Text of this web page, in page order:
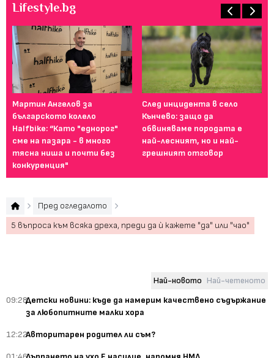
Lifestyle.bg
Мартин Ангелов за
българското колело
Halfbike: “Като "еднорог"
сме на пазара - в много
тясна ниша и почти без
конкуренция"
След инцидента в село
Кънчево: защо да
обвиняваме породата е
най-лесният, но и най-
грешният отговор
Пред огледалото
5 въпроса към всяка дреха, преди да ѝ кажете "да" или "чао"
Най-новото Най-четеното
09:28Детски новини: къде да намерим качествено съдържание
за любопитните малки хора
12:22Авторитарен родител ли съм?